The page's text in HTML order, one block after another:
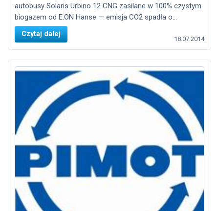
autobusy Solaris Urbino 12 CNG zasilane w 100% czystym
biogazem od E.ON Hanse — emisja CO2 spadła o...
Czytaj dalej
18.07.2014